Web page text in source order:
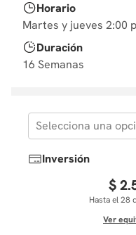
Horario
Martes y jueves 2:00
Duración
16 Semanas
Selecciona una
Inversión
$ 2.
Hasta el 28
Ver